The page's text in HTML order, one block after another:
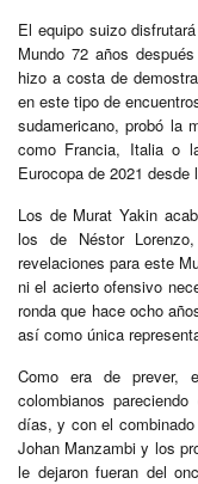
El equipo suizo
Mundo 72 años
hizo a costa de
en este tipo de
sudamericano, probó la
como Francia, Italia o
Eurocopa de 2021 desde
Los de Murat Yakin
los de Néstor
revelaciones para este
ni el acierto ofensivo
ronda que hace ocho
así como única
Como era de prever,
colombianos
días, y con el
Johan Manzambi y los
le dejaron fueran del